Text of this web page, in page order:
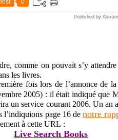
0
Published by
comme on pouvait s’y
les livres.
fois lors de l’annonce de
2005) : il était indiqué que
un service courant 2006. Un an
l’indiquions page 16 de notre
à cette URL :
Live Search Books